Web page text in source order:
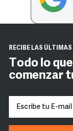
RECIBE LAS
Todo lo
comenzar